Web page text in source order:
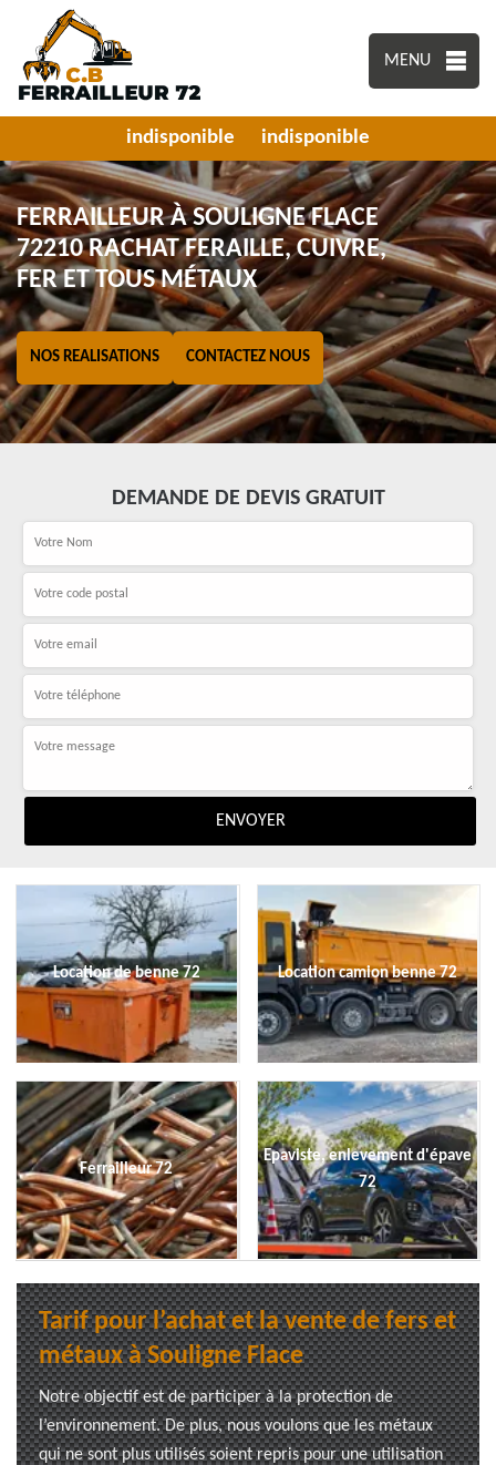
MENU
indisponible indisponible
FERRAILLEUR À SOULIGNE FLACE
72210 RACHAT FERAILLE, CUIVRE,
FER ET TOUS MÉTAUX
NOS REALISATIONS CONTACTEZ NOUS
DEMANDE DE DEVIS GRATUIT
Location de benne 72 Location camion benne 72
Ferrailleur 72
Epaviste, enlevement d'épave
72
Tarif pour l’achat et la vente de fers et
métaux à Souligne Flace
Notre objectif est de participer à la protection de
l’environnement. De plus, nous voulons que les métaux
qui ne sont plus utilisés soient repris pour une utilisation